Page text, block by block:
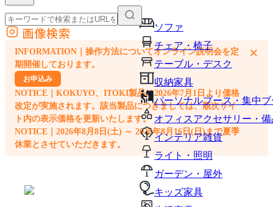
ソファ
チェア・椅子
テーブル・デスク
収納家具
パーソナルブース・集中
オフィスアクセサリー・備
インテリア雑貨
ライト・照明
ガーデン・屋外
キッズ家具
外部サイトの商品をカートに追加
他のサイトで見つけた商品ページのURLを貼り付けて、カートに追加できます
画像検索
INFORMATION｜操作方法についてオンライン説明会を定
期開催しております。
お申込み
NOTICE｜KOKUYO、ITOKI製品は2026年7月1日より価格
改定が実施されます。該当製品につきましては、順次サイ
ト内の表示価格を更新いたします。
NOTICE｜2026年8月8日(土) ～ 2026年8月16日(日)まで夏季
休業とさせていただきます。
×